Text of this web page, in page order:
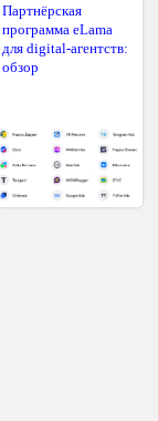
Партнёрская
программа eLama
для digital-агентств:
обзор